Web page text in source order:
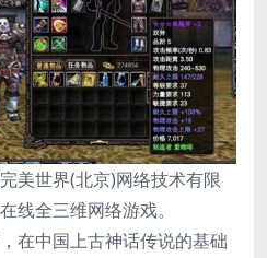
美世界(北京)网络技术有限
线全三维网络游戏。
在中国上古神话传说的基础